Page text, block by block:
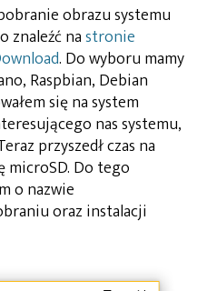
obrazu systemu
znaleźć nastronie
. Do wyboru mamy
Raspbian, Debian
się na system
nas systemu,
przyszedł czas na
microSD. Do tego
o nazwie
oraz instalacji